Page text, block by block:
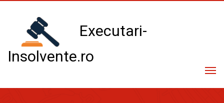
Executari-
Insolvente.ro